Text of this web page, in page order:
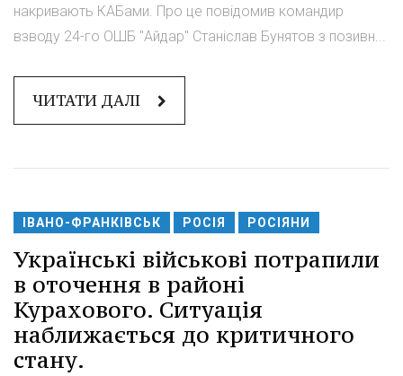
накривають КАБами. Про це повідомив командир
взводу 24-го ОШБ "Айдар" Станіслав Бунятов з позивн...
ЧИТАТИ ДАЛІ
ІВАНО-ФРАНКІВСЬК РОСІЯ РОСІЯНИ
Українські військові потрапили
в оточення в районі
Курахового. Ситуація
наближається до критичного
стану.